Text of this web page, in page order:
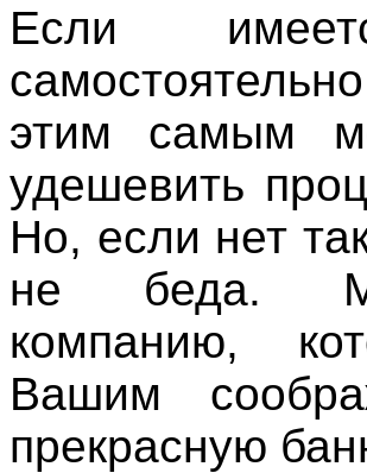
Если
этим самым
удешевить
Но, если нет
не беда.
компанию,
Вашим
прекрасную